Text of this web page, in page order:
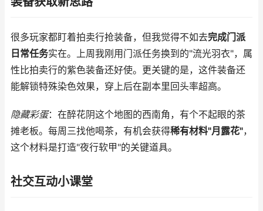
很多玩家都盯着拍卖行抢装备，但我觉得不如去完成门派
日常任务实在。上周我刚用门派任务换到的"流光羽衣"，属
性比拍卖行的紫色装备还好使。更关键的是，这件装备还
能解锁特殊染色效果，穿上后在副本里回头率超高。
隐藏彩蛋：在醉花阴这个地图的西南角，有个不起眼的茶
摊老板。每周三找他喝茶，有机会获得稀有材料"月露花"，
这个材料是打造"夜行软甲"的关键道具。
社交互动小课堂